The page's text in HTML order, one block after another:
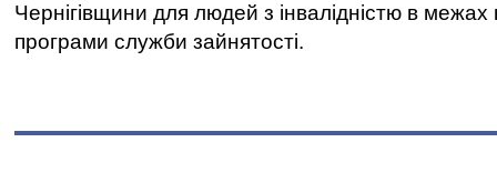
Чернігівщини для людей з інвалідністю в межах
програми служби зайнятості.